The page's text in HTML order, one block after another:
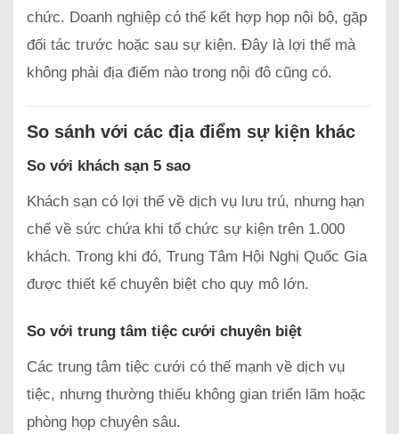
chức. Doanh nghiệp có thể kết hợp họp nội bộ, gặp
đối tác trước hoặc sau sự kiện. Đây là lợi thế mà
không phải địa điểm nào trong nội đô cũng có.
So sánh với các địa điểm sự kiện khác
So với khách sạn 5 sao
Khách sạn có lợi thế về dịch vụ lưu trú, nhưng hạn
chế về sức chứa khi tổ chức sự kiện trên 1.000
khách. Trong khi đó, Trung Tâm Hội Nghị Quốc Gia
được thiết kế chuyên biệt cho quy mô lớn.
So với trung tâm tiệc cưới chuyên biệt
Các trung tâm tiệc cưới có thế mạnh về dịch vụ
tiệc, nhưng thường thiếu không gian triển lãm hoặc
phòng họp chuyên sâu.